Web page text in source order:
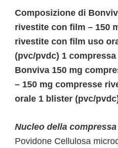
Composizione di
rivestite con film – 150
rivestite con film uso
(pvc/pvdc) 1
Bonviva 150 mg
– 150 mg compresse
orale 1 blister (pvc/
Nucleo della compressa
Povidone Cellulosa